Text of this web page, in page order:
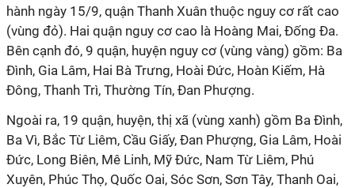
hành ngày 15/9, quận Thanh Xuân thuộc nguy cơ rất cao
(vùng đỏ). Hai quận nguy cơ cao là Hoàng Mai, Đống Đa.
Bên cạnh đó, 9 quận, huyện nguy cơ (vùng vàng) gồm: Ba
Đình, Gia Lâm, Hai Bà Trưng, Hoài Đức, Hoàn Kiếm, Hà
Đông, Thanh Trì, Thường Tín, Đan Phượng.
Ngoài ra, 19 quận, huyện, thị xã (vùng xanh) gồm Ba Đình,
Ba Vì, Bắc Từ Liêm, Cầu Giấy, Đan Phượng, Gia Lâm, Hoài
Đức, Long Biên, Mê Linh, Mỹ Đức, Nam Từ Liêm, Phú
Xuyên, Phúc Thọ, Quốc Oai, Sóc Sơn, Sơn Tây, Thanh Oai,